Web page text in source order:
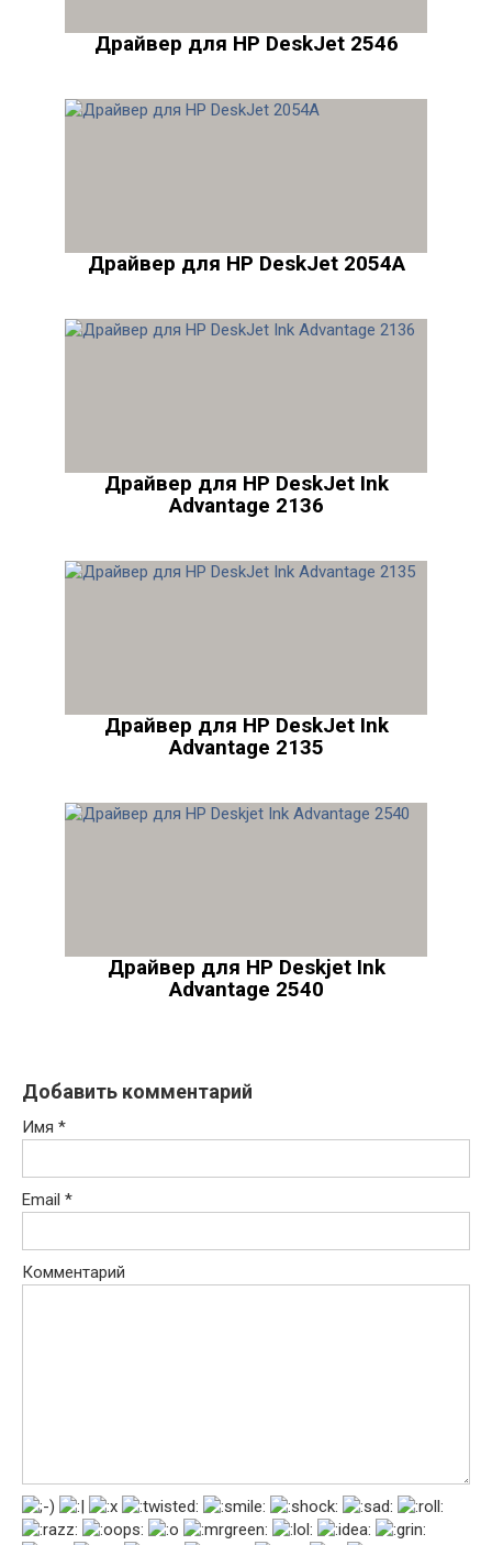
Драйвер для HP DeskJet 2546
Драйвер для HP DeskJet 2054A
Драйвер для HP DeskJet Ink
Advantage 2136
Драйвер для HP DeskJet Ink
Advantage 2135
Драйвер для HP Deskjet Ink
Advantage 2540
Добавить комментарий
Имя *
Email *
Комментарий